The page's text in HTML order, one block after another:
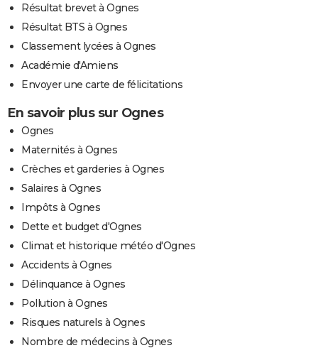
Résultat brevet à Ognes
Résultat BTS à Ognes
Classement lycées à Ognes
Académie d'Amiens
Envoyer une carte de félicitations
En savoir plus sur Ognes
Ognes
Maternités à Ognes
Crèches et garderies à Ognes
Salaires à Ognes
Impôts à Ognes
Dette et budget d'Ognes
Climat et historique météo d'Ognes
Accidents à Ognes
Délinquance à Ognes
Pollution à Ognes
Risques naturels à Ognes
Nombre de médecins à Ognes